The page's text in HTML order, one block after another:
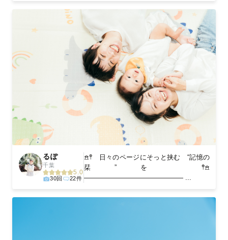
るぽ
千葉
5.0
30回 22件
𖠿𖤣 日々のページにそっと挟む “記憶の
栞”を 𖤥𖠿
――――――――――――――― ...